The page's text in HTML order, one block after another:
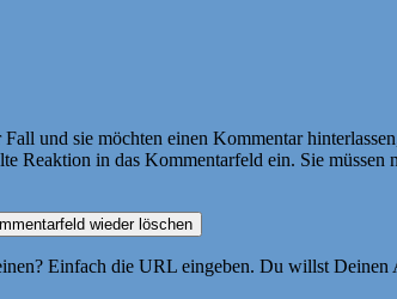
und sie möchten einen Kommentar
in das Kommentarfeld ein. Sie
Einfach die URL eingeben. Du willst